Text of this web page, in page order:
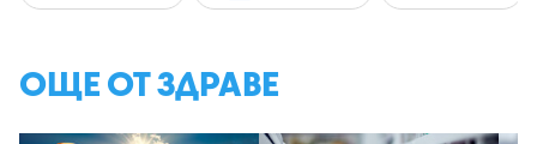
ОЩЕ ОТ ЗДРАВЕ